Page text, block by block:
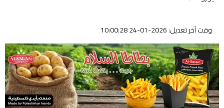
وقت آخر تعديل: 2026-01-24 10:00:28